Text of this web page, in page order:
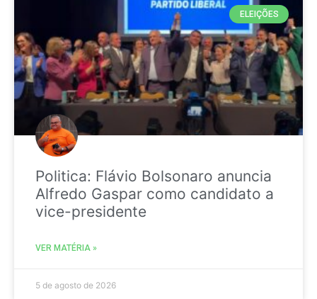
ELEIÇÕES
Politica: Flávio Bolsonaro anuncia
Alfredo Gaspar como candidato a
vice-presidente
VER MATÉRIA »
5 de agosto de 2026